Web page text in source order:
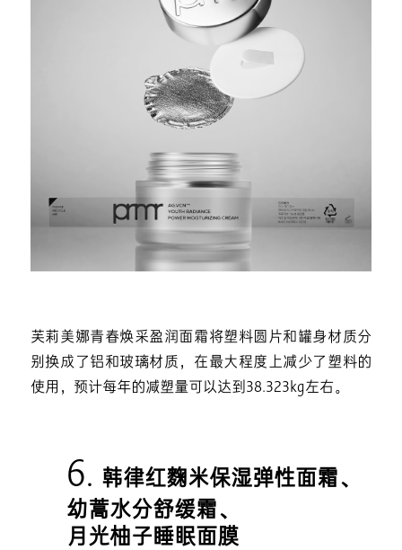
芙莉美娜青春焕采盈润面霜将塑料圆片和罐身材质分
别换成了铝和玻璃材质，在最大程度上减少了塑料的
使用，预计每年的减塑量可以达到38.323kg左右。
6. 韩律红麴米保湿弹性面霜、
幼蒿水分舒缓霜、
月光柚子睡眠面膜